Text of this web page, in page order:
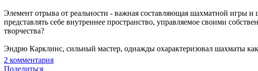
Элемент отрыва от реальности - важная составляющая шахматной игры и
представлять себе внутреннее пространство, управляемое своими
творчества?
Эндрю Карклинс, сильный мастер, однажды охарактеризовал шахматы
2 комментария
Поделиться